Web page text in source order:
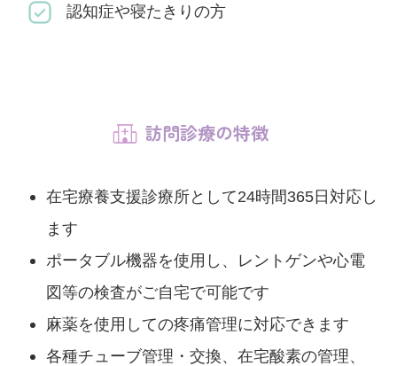
認知症や寝たきりの方
訪問診療の特徴
在宅療養支援診療所として24時間365日対応し
ます
ポータブル機器を使用し、レントゲンや心電
図等の検査がご自宅で可能です
麻薬を使用しての疼痛管理に対応できます
各種チューブ管理・交換、在宅酸素の管理、